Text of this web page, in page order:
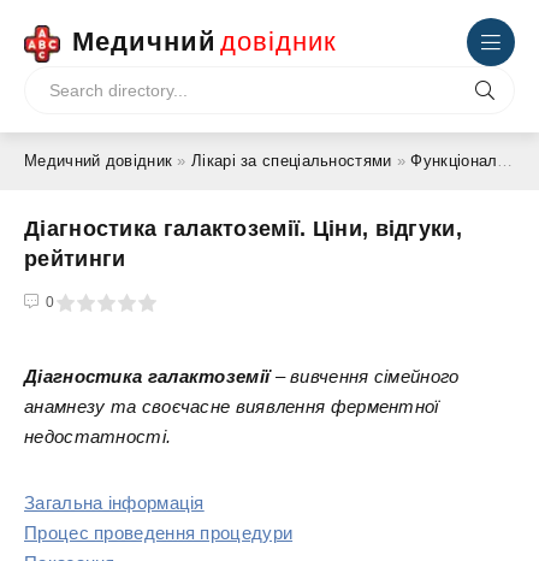
Медичний довідник
Медичний довідник »Лікарі за спеціальностями »Функціональний діагност
Діагностика галактоземії. Ціни, відгуки,
рейтинги
0
5
Діагностика галактоземії– вивчення сімейного
анамнезу та своєчасне виявлення ферментної
недостатності.
Загальна інформація
Процес проведення процедури